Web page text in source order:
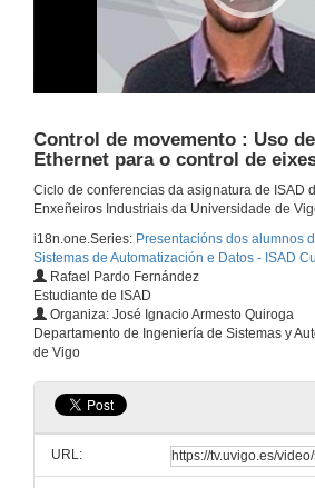
Control de movemento : Uso
Ethernet para o control de
Ciclo de conferencias da asignatura de ISAD
Enxeñeiros Industriais da Universidade de
i18n.one.Series: Presentacións dos alumnos
Sistemas de Automatización e Datos - ISAD
Rafael Pardo Fernández
Estudiante de ISAD
Organiza: José Ignacio Armesto Quiroga
Departamento de Ingeniería de Sistemas y
de Vigo
URL:
17 de xan. de 2013
17 de xan. de 2013
17 de xan. de 2013
Eficiencia
17 de xan. de 2013